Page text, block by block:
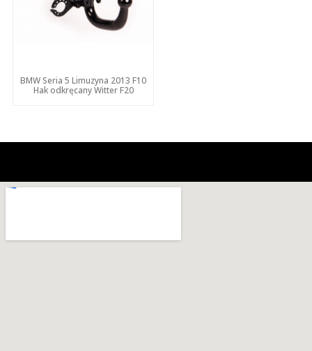
BMW Seria 5 Limuzyna 2013 F10
Hak odkręcany Witter F20